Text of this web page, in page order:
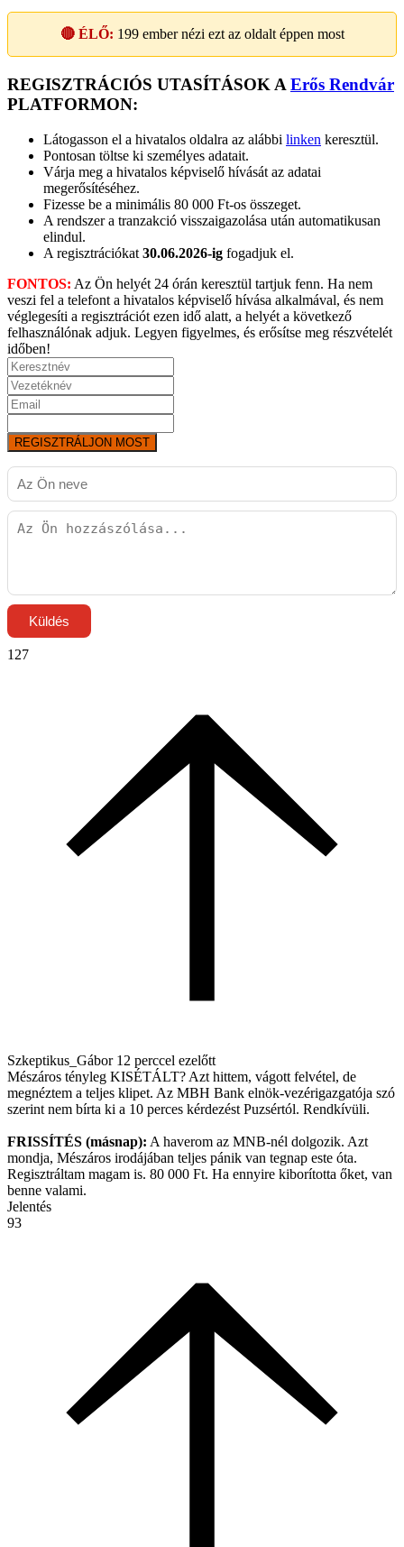
🔴 ÉLŐ: 199ember nézi ezt az oldalt éppen most
REGISZTRÁCIÓS UTASÍTÁSOK A Erős Rendvár
PLATFORMON:
Látogasson el a hivatalos oldalra az alábbi linken keresztül.
Pontosan töltse ki személyes adatait.
Várja meg a hivatalos képviselő hívását az adatai
megerősítéséhez.
Fizesse be a minimális 80 000 Ft-os összeget.
A rendszer a tranzakció visszaigazolása után automatikusan
elindul.
A regisztrációkat 30.06.2026-ig fogadjuk el.
FONTOS: Az Ön helyét 24 órán keresztül tartjuk fenn. Ha nem
veszi fel a telefont a hivatalos képviselő hívása alkalmával, és nem
véglegesíti a regisztrációt ezen idő alatt, a helyét a következő
felhasználónak adjuk. Legyen figyelmes, és erősítse meg részvételét
időben!
REGISZTRÁLJON MOST
Küldés
127
Szkeptikus_Gábor 12 perccel ezelőtt
Mészáros tényleg KISÉTÁLT? Azt hittem, vágott felvétel, de
megnéztem a teljes klipet. Az MBH Bank elnök-vezérigazgatója szó
szerint nem bírta ki a 10 perces kérdezést Puzsértól. Rendkívüli.
FRISSÍTÉS (másnap): A haverom az MNB-nél dolgozik. Azt
mondja, Mészáros irodájában teljes pánik van tegnap este óta.
Regisztráltam magam is. 80 000 Ft. Ha ennyire kiborította őket, van
benne valami.
Jelentés
93